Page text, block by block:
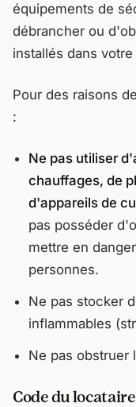
équipements de
débrancher ou
installés dans
Pour des raisons
:
Ne pas utiliser
chauffages, de
d'appareils de
pas posséder
mettre en
personnes.
Ne pas stocker
inflammables
Ne pas obstruer
Code du locataire